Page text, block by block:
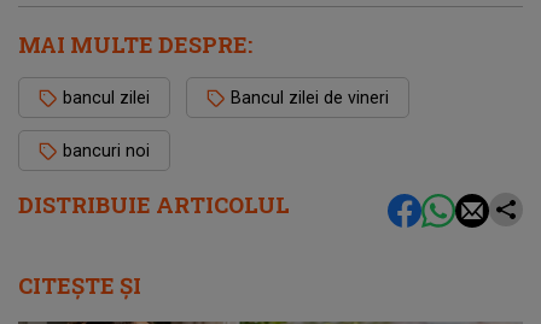
DISTRIBUIE ARTICOLUL
MAI MULTE DESPRE:
bancul zilei Bancul zilei de vineri
bancuri noi
CITEȘTE ȘI